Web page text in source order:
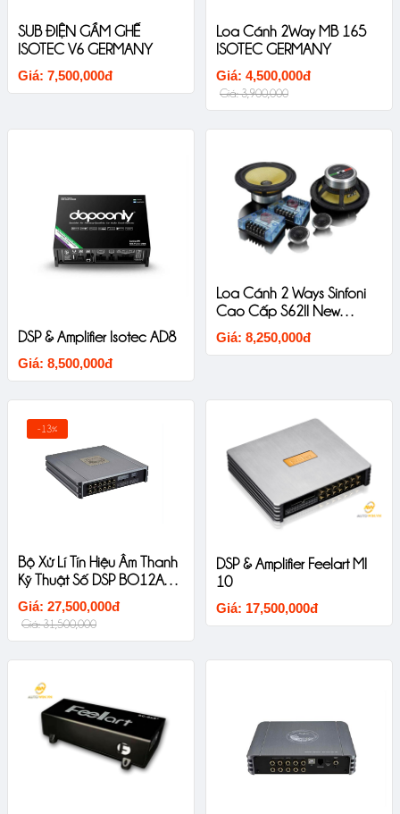
SUB ĐIỆN GẦM GHẾ
ISOTEC V6 GERMANY
Giá: 7,500,000đ
Loa Cánh 2Way MB 165
ISOTEC GERMANY
Giá: 4,500,000đ
Giá: 3,900,000
DSP & Amplifier Isotec AD8
Giá: 8,500,000đ
Loa Cánh 2 Ways Sinfoni
Cao Cấp S62II New
Version
Giá: 8,250,000đ
-13%
Bộ Xử Lí Tín Hiệu Âm Thanh
Kỹ Thuật Số DSP BO12A2B
Sinfoni
Giá: 27,500,000đ
Giá: 31,500,000
DSP & Amplifier Feelart MI
10
Giá: 17,500,000đ